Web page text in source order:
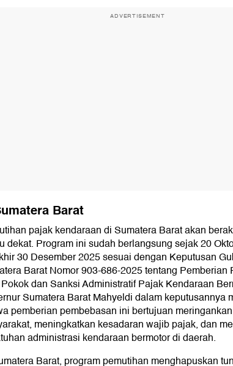
ADVERTISEMENT
Barat
pajak kendaraan di Sumatera Barat akan
dekat. Program ini sudah berlangsung sejak 20
30 Desember 2025 sesuai dengan Keputusan
Barat Nomor 903-686-2025 tentang Pemberian
dan Sanksi Administratif Pajak Kendaraan
Sumatera Barat Mahyeldi dalam keputusannya
pemberian pembebasan ini bertujuan
meningkatkan kesadaran wajib pajak, dan
administrasi kendaraan bermotor di daerah.
Barat, program pemutihan menghapuskan